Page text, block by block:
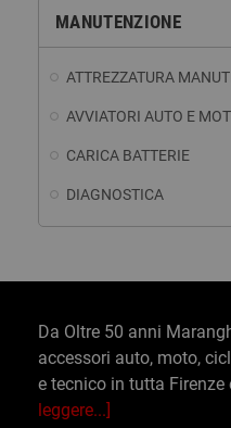
MANUTENZIONE
ATTREZZATURA
AVVIATORI AUTO E
CARICA BATTERIE
DIAGNOSTICA
Da Oltre 50 anni
accessori auto, moto,
e tecnico in tutta Firenze
leggere...]